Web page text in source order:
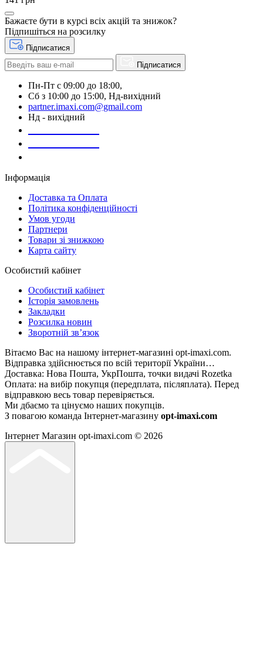
Бажаєте бути в курсі всіх акцій та знижок?
Підпишіться на розсилку
Підписатися
Підписатися
Пн-Пт с 09:00 до 18:00,
Сб з 10:00 до 15:00, Нд-вихідний
partner.imaxi.com@gmail.com
Нд - вихідний
Інформація
Доставка та Оплата
Політика конфіденційності
Умов угоди
Партнери
Товари зі знижкою
Карта сайту
Особистий кабінет
Особистий кабінет
Історія замовлень
Закладки
Розсилка новин
Зворотній зв’язок
Вітаємо Вас на нашому інтернет-магазині opt-imaxi.com.
Відправка здійснюється по всій території України…
Доставка: Нова Пошта, УкрПошта, точки видачі Rozetka
Оплата: на вибір покупця (передплата, післяплата). Перед
відправкою весь товар перевіряється.
Ми дбаємо та цінуємо наших покупців.
З повагою команда Інтернет-магазину opt-imaxi.com
Інтернет Магазин opt-imaxi.com © 2026